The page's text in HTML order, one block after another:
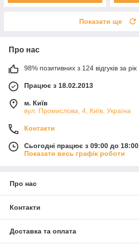
Показати ще
Про нас
98% позитивних з 124 відгуків за рік
Працює з 18.02.2013
м. Київ
вул. Промислова, 4, Київ, Україна
Контакти
Сьогодні працює з 09:00 до 18:00
Показати весь графік роботи
Про нас
Контакти
Доставка та оплата